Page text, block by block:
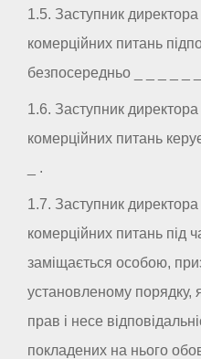
1.5. Заступник
комерційних питань
безпосередньо _ _ _ _ _
1.6. Заступник
комерційних питань
_ .
1.7. Заступник
комерційних питань під
заміщається особою,
установленому порядку,
прав і несе
покладених на нього